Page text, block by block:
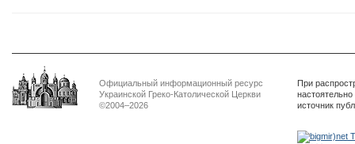
Официальный информационный ресурс
Украинской Греко-Католической Церкви
©2004–2026
При
источник